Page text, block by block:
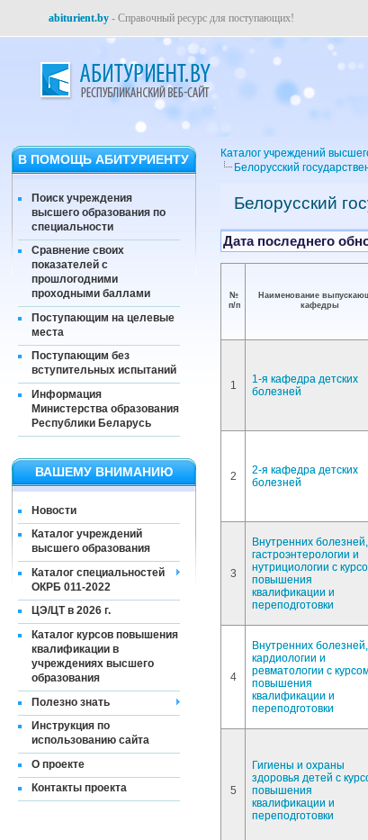
abiturient.by - Справочный ресурс для поступающих!
В ПОМОЩЬ АБИТУРИЕНТУ
Поиск учреждения
высшего образования по
специальности
Сравнение своих
показателей с
прошлогодними
проходными баллами
Поступающим на целевые
места
Поступающим без
вступительных испытаний
Информация
Министерства образования
Республики Беларусь
ВАШЕМУ ВНИМАНИЮ
Новости
Каталог учреждений
высшего образования
Каталог специальностей
ОКРБ 011-2022
ЦЭ/ЦТ в 2026 г.
Каталог курсов повышения
квалификации в
учреждениях высшего
образования
Полезно знать
Инструкция по
использованию сайта
О проекте
Контакты проекта
Каталог учреждений
Белорусский
Белорусский
Дата последнего
№
п/п
Наименование
кафедры
1
1-я кафедра детских
болезней
2
2-я кафедра детских
болезней
3
Внутренних болезней,
гастроэнтерологии и
нутрициологии с
повышения
квалификации и
переподготовки
4
Внутренних болезней,
кардиологии и
ревматологии с
повышения
квалификации и
переподготовки
5
Гигиены и охраны
здоровья детей с
повышения
квалификации и
переподготовки